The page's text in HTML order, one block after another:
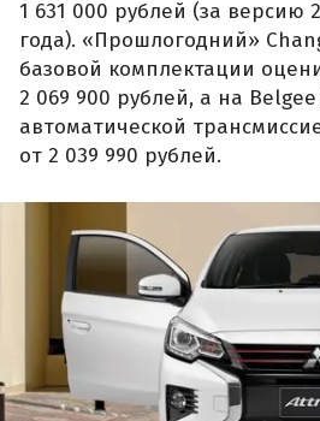
1 631 000 рублей (за версию
года). «Прошлогодний»
базовой комплектации
2 069 900 рублей, а на Belgee
автоматической
от 2 039 990 рублей.